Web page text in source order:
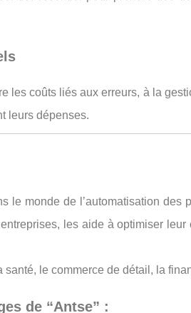
les coûts liés aux erreurs, à la
leurs dépenses.
le monde de l’automatisation des
les aide à optimiser
le commerce de détail, la
de “Antse” :